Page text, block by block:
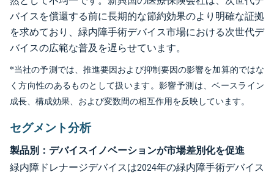
バイスを償還する前に長期的な節約効果のより明確な証拠
を求めており、緑内障手術デバイス市場における次世代デ
バイスの広範な普及を遅らせています。
*当社の予測では、推進要因および抑制要因の影響を加算的ではな
く方向性のあるものとして扱います。影響予測は、ベースライン
成長、構成効果、および変数間の相互作用を反映しています。
セグメント分析
製品別：デバイスイノベーションが市場差別化を促進
緑内障ドレナージデバイスは2024年の緑内障手術デバイス